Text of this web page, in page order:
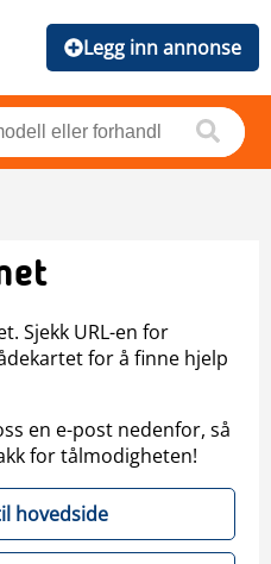
Legg inn annonse
Sjekk URL-en for
for å finne hjelp
en e-post nedenfor, så
for tålmodigheten!
hovedside